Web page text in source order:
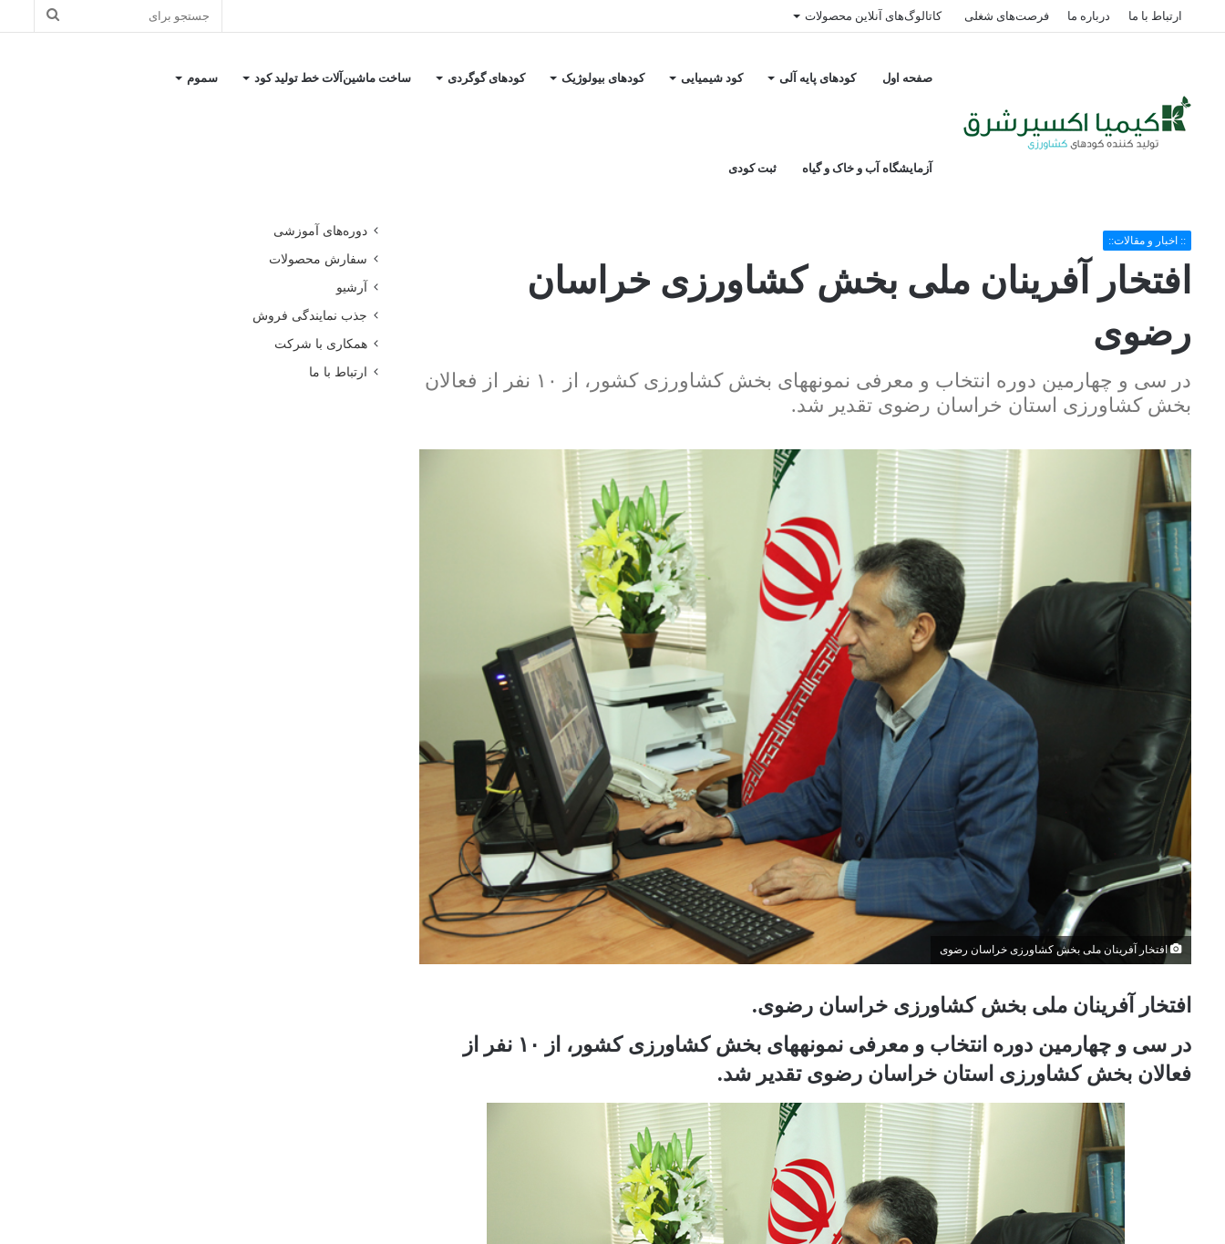
ارتباط با ما درباره ما فرصت‌های شغلی کاتالوگ‌های آنلاین محصولات جستجو
صفحه اول کودهای پایه آلی کود شیمیایی کودهای بیولوژیک کودهای گوگردی ساخت ماشین‌آلات خط تولید کود سموم
آزمایشگاه آب و خاک و گیاه ثبت کودی
:: اخبار و مقالات::
افتخار آفرینان ملی بخش کشاورزی خراسان
رضوی
در سی و چهارمین دوره انتخاب و معرفی نمونه‎های بخش کشاورزی کشور، از ۱۰ نفر از فعالان
بخش کشاورزی استان خراسان رضوی تقدیر شد.
افتخار آفرینان ملی بخش کشاورزی خراسان رضوی
افتخار آفرینان ملی بخش کشاورزی خراسان رضوی.
در سی و چهارمین دوره انتخاب و معرفی نمونه‎های بخش کشاورزی کشور، از ۱۰ نفر از
فعالان بخش کشاورزی استان خراسان رضوی تقدیر شد.
دوره‌های آموزشی
سفارش محصولات
آرشیو
جذب نمایندگی فروش
همکاری با شرکت
ارتباط با ما